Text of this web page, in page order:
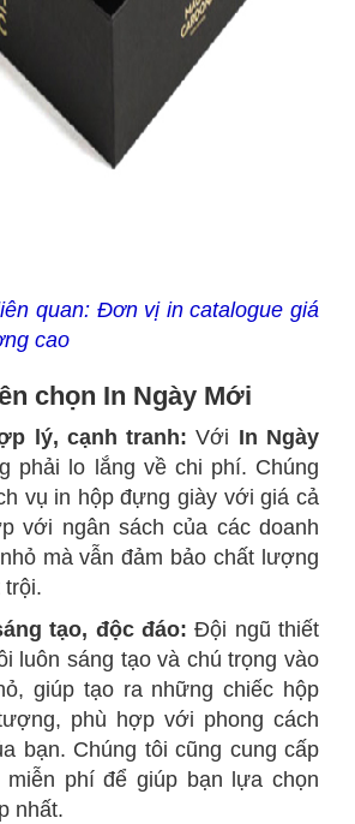
quan: Đơn vị in catalogue giá
cao
chọn In Ngày Mới
lý, cạnh tranh: Với In Ngày
phải lo lắng về chi phí. Chúng
vụ in hộp đựng giày với giá cả
với ngân sách của các doanh
mà vẫn đảm bảo chất lượng
tạo, độc đáo: Đội ngũ thiết
luôn sáng tạo và chú trọng vào
giúp tạo ra những chiếc hộp
phù hợp với phong cách
bạn. Chúng tôi cũng cung cấp
phí để giúp bạn lựa chọn
nhất.